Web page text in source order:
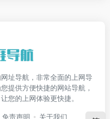
址导航，非常全面的上网导
提供方便快捷的网站导航，
您的上网体验更快捷。
免责声明 关于我们